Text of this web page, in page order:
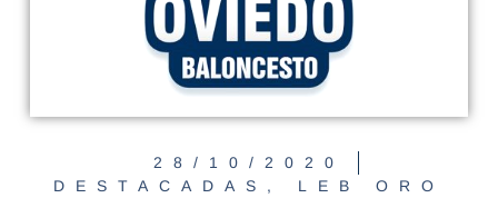
28/10/2020
DESTACADAS , LEB ORO